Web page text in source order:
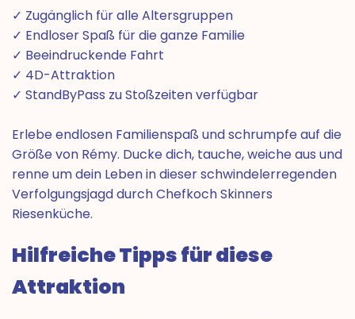
✓ Zugänglich für alle Altersgruppen
✓ Endloser Spaß für die ganze Familie
✓ Beeindruckende Fahrt
✓ 4D-Attraktion
✓ StandByPass zu Stoßzeiten verfügbar
Erlebe endlosen Familienspaß und schrumpfe auf die
Größe von Rémy. Ducke dich, tauche, weiche aus und
renne um dein Leben in dieser schwindelerregenden
Verfolgungsjagd durch Chefkoch Skinners
Riesenküche.
Hilfreiche Tipps für diese
Attraktion